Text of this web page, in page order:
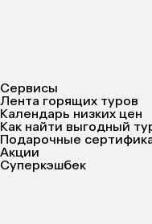
Сервисы
Лента горящих туров
Календарь низких цен
Как найти выгодный
Подарочные
Акции
Суперкэшбек